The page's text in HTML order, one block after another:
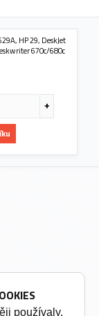
HP 29, DeskJet
670c/680c
používaly,